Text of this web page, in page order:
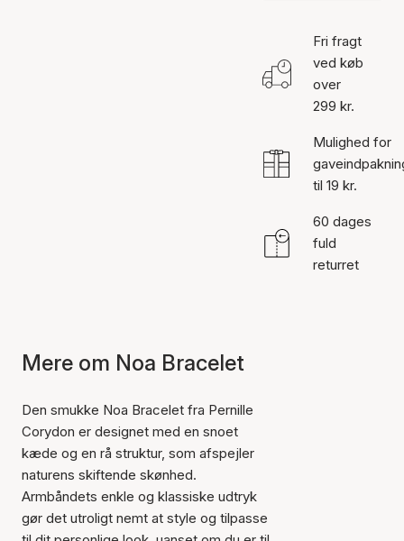
Fri fragt
ved køb
over
299 kr.
Mulighed for
til 19 kr.
60 dages
fuld
returret
Mere om Noa Bracelet
Den smukke Noa Bracelet fra Pernille
Corydon er designet med en snoet
kæde og en rå struktur, som afspejler
naturens skiftende skønhed.
Armbåndets enkle og klassiske udtryk
gør det utroligt nemt at style og tilpasse